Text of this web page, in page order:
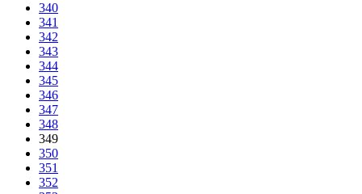
340
341
342
343
344
345
346
347
348
349
350
351
352